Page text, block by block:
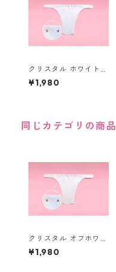
クリスタル ホワイト
（真っ白）
¥1,980
同じカテゴリの商品
クリスタル オフホワイ
ト
¥1,980